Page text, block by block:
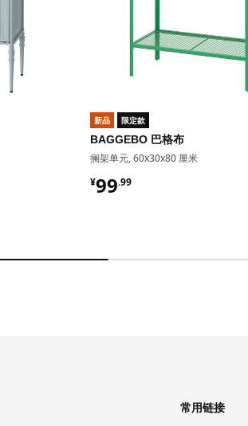
新品 限定款
BAGGEBO 巴格布
搁架单元, 60x30x80 厘米
¥99.99
¥ 99.99
常用链接